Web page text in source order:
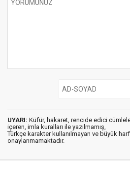
UYARI: Küfür, hakaret, rencide edici
içeren, imla kuralları ile yazılmamış,
Türkçe karakter kullanılmayan ve büyük
onaylanmamaktadır.